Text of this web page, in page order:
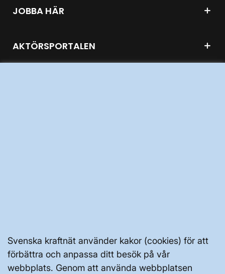
Svenska kraftnät använder kakor (cookies) för att
förbättra och anpassa ditt besök på vår
webbplats. Genom att använda webbplatsen
JOBBA HÄR
AKTÖRSPORTALEN
Prenumerera
Vår dataskyddspolicy